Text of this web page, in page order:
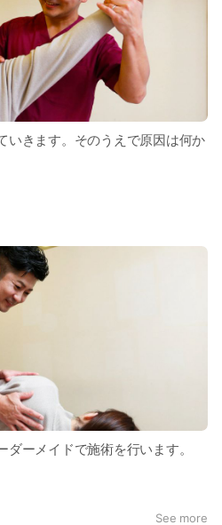
いきます。そのうえで原因は何か
ーメイドで施術を行います。
See more